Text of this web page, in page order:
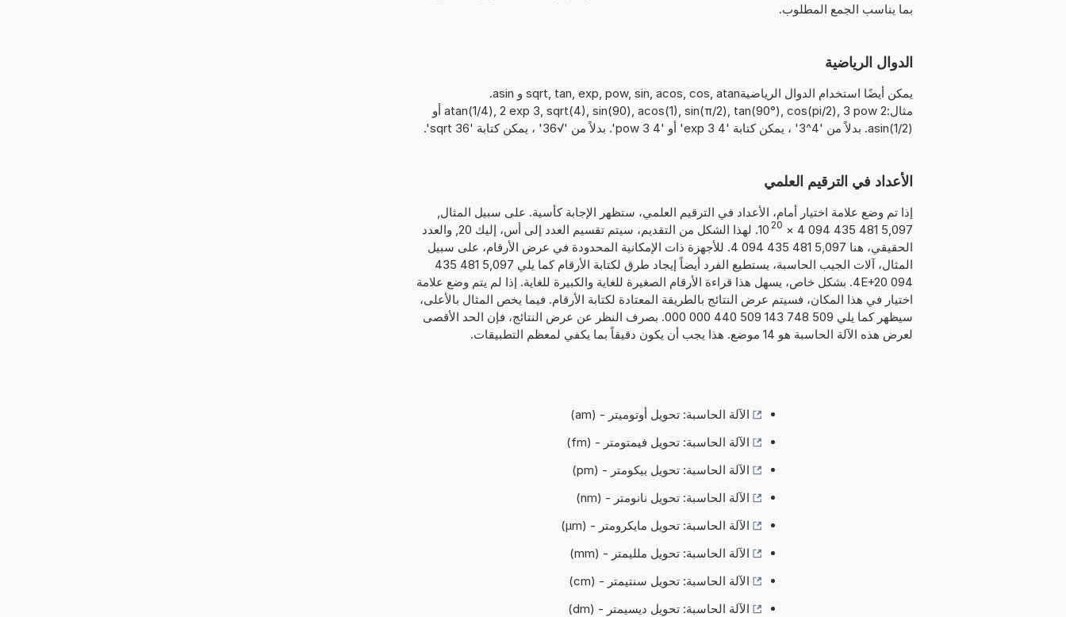
بما يناسب الجمع المطلوب.
الدوال الرياضية
يمكن أيضًا استخدام الدوال الرياضيةsqrt, tan, exp, pow, sin, acos, cos, atan و asin.
مثال:atan(1/4), 2 exp 3, sqrt(4), sin(90), acos(1), sin(π/2), tan(90°), cos(pi/2), 3 pow 2 أو
asin(1/2). بدلاً من '4^3' ، يمكن كتابة '4 exp 3' أو '4 pow 3'. بدلاً من '√36' ، يمكن كتابة 'sqrt 36'.
الأعداد في الترقيم العلمي
إذا تم وضع علامة اختيار أمام، الأعداد في الترقيم العلمي، ستظهر الإجابة كأسية. على سبيل المثال,
5,097 481 435 094 4
×
10 20
. لهذا الشكل من التقديم، سيتم تقسيم العدد إلى أس، إليك 20, والعدد
الحقيقي، هنا 5,097 481 435 094 4. للأجهزة ذات الإمكانية المحدودة في عرض الأرقام، على سبيل
المثال، آلات الجيب الحاسبة، يستطيع الفرد أيضاً إيجاد طرق لكتابة الأرقام كما يلي 5,097 481 435
094 4E+20. بشكل خاص، يسهل هذا قراءة الأرقام الصغيرة للغاية والكبيرة للغاية. إذا لم يتم وضع علامة
اختيار في هذا المكان، فسيتم عرض النتائج بالطريقة المعتادة لكتابة الأرقام. فيما يخص المثال بالأعلى،
سيظهر كما يلي 509 748 143 509 440 000 000. بصرف النظر عن عرض النتائج، فإن الحد الأقصى
لعرض هذه الآلة الحاسبة هو 14 موضع. هذا يجب أن يكون دقيقاً بما يكفي لمعظم التطبيقات.
الآلة الحاسبة: تحويل أوتوميتر - (am)
الآلة الحاسبة: تحويل فيمتومتر - (fm)
الآلة الحاسبة: تحويل بيكومتر - (pm)
الآلة الحاسبة: تحويل نانومتر - (nm)
الآلة الحاسبة: تحويل مايكرومتر - (µm)
الآلة الحاسبة: تحويل ملليمتر - (mm)
الآلة الحاسبة: تحويل سنتيمتر - (cm)
الآلة الحاسبة: تحويل ديسيمتر - (dm)